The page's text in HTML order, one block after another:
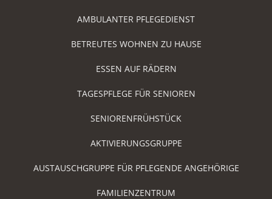
AMBULANTER PFLEGEDIENST
BETREUTES WOHNEN ZU HAUSE
ESSEN AUF RÄDERN
TAGESPFLEGE FÜR SENIOREN
SENIORENFRÜHSTÜCK
AKTIVIERUNGSGRUPPE
AUSTAUSCHGRUPPE FÜR PFLEGENDE ANGEHÖRIGE
FAMILIENZENTRUM